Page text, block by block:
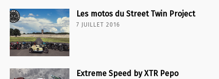
Les motos du Street Twin Project
7 JUILLET 2016
Extreme Speed by XTR Pepo